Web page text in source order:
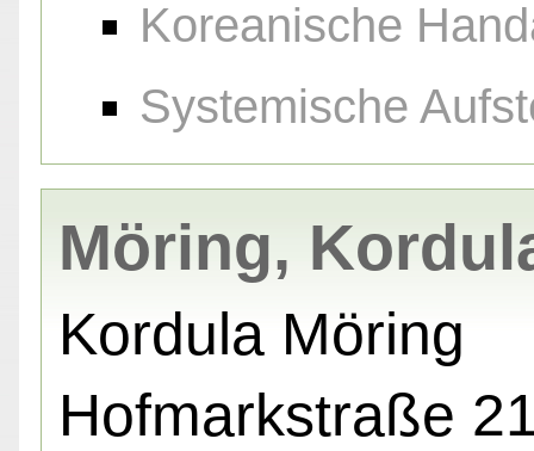
Koreanische
Systemische
Möring,
Kordula Möring
Hofmarkstraße